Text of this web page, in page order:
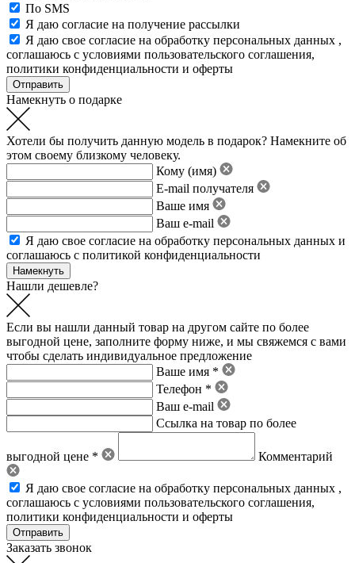
По SMS
Я даю согласие на получение рассылки
Я даю свое согласие на обработку персональных данных ,
соглашаюсь с условиями пользовательского соглашения,
политики конфиденциальности и оферты
Намекнуть о подарке
Хотели бы получить данную модель в подарок? Намекните об
этом своему близкому человеку.
Кому (имя)
E-mail получателя
Ваше имя
Ваш e-mail
Я даю свое согласие на обработку персональных данных и
соглашаюсь с политикой конфиденциальности
Нашли дешевле?
Если вы нашли данный товар на другом сайте по более
выгодной цене, заполните форму ниже, и мы свяжемся с вами
чтобы сделать индивидуальное предложение
Ваше имя *
Телефон *
Ваш e-mail
Ссылка на товар по более
выгодной цене * Комментарий
Я даю свое согласие на обработку персональных данных ,
соглашаюсь с условиями пользовательского соглашения,
политики конфиденциальности и оферты
Заказать звонок